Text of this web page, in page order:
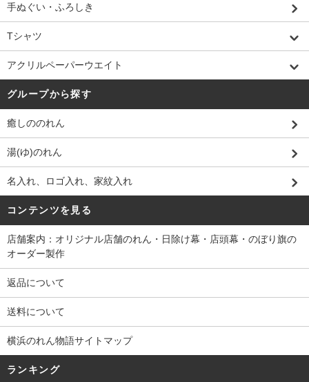
手ぬぐい・ふろしき
Tシャツ
アクリルペーパーウエイト
グループから探す
癒しののれん
湯(ゆ)のれん
名入れ、ロゴ入れ、家紋入れ
コンテンツを見る
店舗案内：オリジナル店舗のれん・日除け幕・店頭幕・のぼり旗の
オーダー製作
返品について
送料について
横浜のれん物語サイトマップ
ランキング